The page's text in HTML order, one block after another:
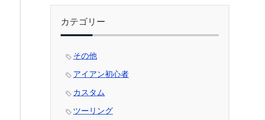
カテゴリー
その他
アイアン初心者
カスタム
ツーリング